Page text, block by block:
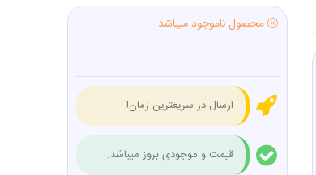
محصول ناموجود میباشد
ارسال در سریعترین زمان!
قیمت و موجودی بروز میباشد.